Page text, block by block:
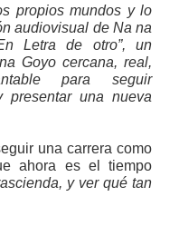
propios mundos y lo
audiovisual de Na na
Letra de otro”, un
Goyo cercana, real,
para seguir
presentar una nueva
una carrera como
ahora es el tiempo
y ver qué tan